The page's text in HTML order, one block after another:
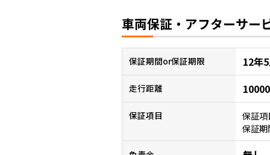
車両保証・アフターサー
保証期間or保証期限 12年
走行距離
保証項目
保証
保証